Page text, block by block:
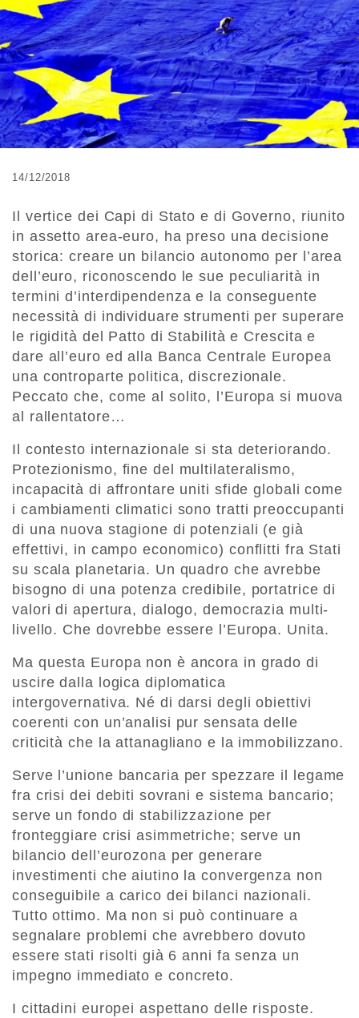
14/12/2018
Il vertice dei Capi di Stato e di Governo, riunito
in assetto area-euro, ha preso una decisione
storica: creare un bilancio autonomo per l’area
dell’euro, riconoscendo le sue peculiarità in
termini d’interdipendenza e la conseguente
necessità di individuare strumenti per superare
le rigidità del Patto di Stabilità e Crescita e
dare all’euro ed alla Banca Centrale Europea
una controparte politica, discrezionale.
Peccato che, come al solito, l’Europa si muova
al rallentatore…
Il contesto internazionale si sta deteriorando.
Protezionismo, fine del multilateralismo,
incapacità di affrontare uniti sfide globali come
i cambiamenti climatici sono tratti preoccupanti
di una nuova stagione di potenziali (e già
effettivi, in campo economico) conflitti fra Stati
su scala planetaria. Un quadro che avrebbe
bisogno di una potenza credibile, portatrice di
valori di apertura, dialogo, democrazia multi-
livello. Che dovrebbe essere l’Europa. Unita.
Ma questa Europa non è ancora in grado di
uscire dalla logica diplomatica
intergovernativa. Né di darsi degli obiettivi
coerenti con un’analisi pur sensata delle
criticità che la attanagliano e la immobilizzano.
Serve l’unione bancaria per spezzare il legame
fra crisi dei debiti sovrani e sistema bancario;
serve un fondo di stabilizzazione per
fronteggiare crisi asimmetriche; serve un
bilancio dell’eurozona per generare
investimenti che aiutino la convergenza non
conseguibile a carico dei bilanci nazionali.
Tutto ottimo. Ma non si può continuare a
segnalare problemi che avrebbero dovuto
essere stati risolti già 6 anni fa senza un
impegno immediato e concreto.
I cittadini europei aspettano delle risposte.